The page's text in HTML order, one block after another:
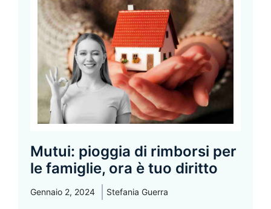
Mutui: pioggia di rimborsi per
le famiglie, ora è tuo diritto
Gennaio 2, 2024 Stefania Guerra